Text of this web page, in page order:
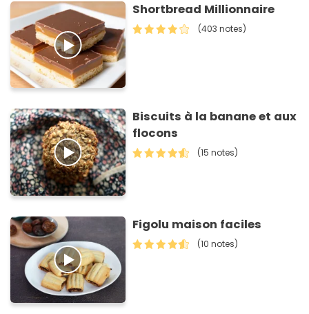
Shortbread Millionnaire
(403 notes)
Biscuits à la banane et aux
flocons
(15 notes)
Figolu maison faciles
(10 notes)